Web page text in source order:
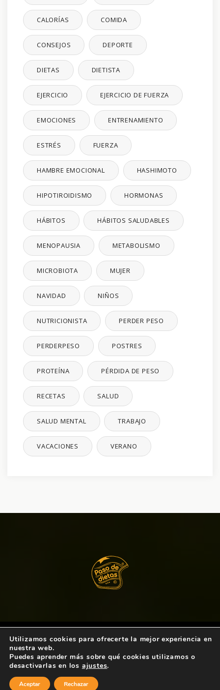
CALORÍAS COMIDA
CONSEJOS DEPORTE
DIETAS DIETISTA
EJERCICIO EJERCICIO DE FUERZA
EMOCIONES ENTRENAMIENTO
ESTRÉS FUERZA
HAMBRE EMOCIONAL HASHIMOTO
HIPOTIROIDISMO HORMONAS
HÁBITOS HÁBITOS SALUDABLES
MENOPAUSIA METABOLISMO
MICROBIOTA MUJER
NAVIDAD NIÑOS
NUTRICIONISTA PERDER PESO
PERDERPESO POSTRES
PROTEÍNA PÉRDIDA DE PESO
RECETAS SALUD
SALUD MENTAL TRABAJO
VACACIONES VERANO
Copyright © 2021 Paso de Dietas. Todos los
derechos reservados.
Política de Privacidad
Utilizamos cookies para ofrecerte la mejor experiencia en
nuestra web.
Puedes aprender más sobre qué cookies utilizamos o
desactivarlas en los ajustes.
Aceptar Rechazar